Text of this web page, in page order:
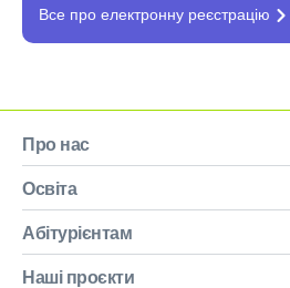
Все про електронну реєстрацію
Про нас
Освіта
Абітурієнтам
Наші проєкти